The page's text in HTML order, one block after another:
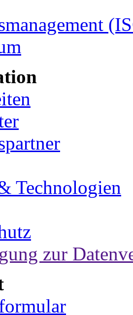
Technologien
zur